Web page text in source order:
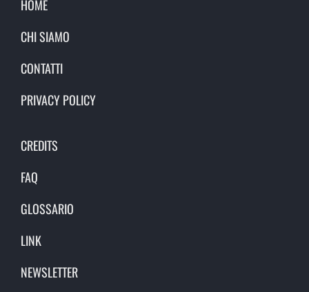
HOME
CHI SIAMO
CONTATTI
PRIVACY POLICY
CREDITS
FAQ
GLOSSARIO
LINK
NEWSLETTER